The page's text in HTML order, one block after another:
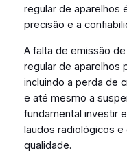
regular de aparelhos
precisão e a
A falta de emissão
regular de aparelhos
incluindo a perda de
e até mesmo a
fundamental investir
laudos radiológicos e
qualidade.